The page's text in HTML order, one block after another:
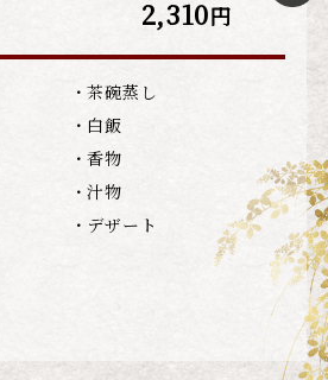
2,310円
・茶碗蒸し
・白飯
・香物
・汁物
・デザート
（
お
刺
熟